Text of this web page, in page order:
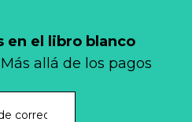
en el libro blanco
allá de los pagos